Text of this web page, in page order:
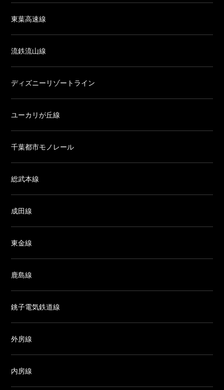
東葉高速線
流鉄流山線
ディズニーリゾートライン
ユーカリが丘線
千葉都市モノレール
総武本線
成田線
東金線
鹿島線
銚子電気鉄道線
外房線
内房線